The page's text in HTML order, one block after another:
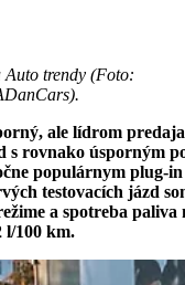
Auto trendy (Foto:
ale lídrom
rovnako úsporným
populárnym plug-
testovacích jázd
a spotreba paliva
l/100 km.